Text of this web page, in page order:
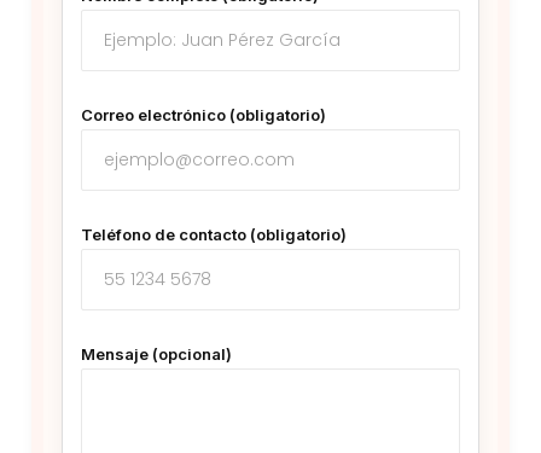
Correo electrónico (obligatorio)
Teléfono de contacto (obligatorio)
Mensaje (opcional)